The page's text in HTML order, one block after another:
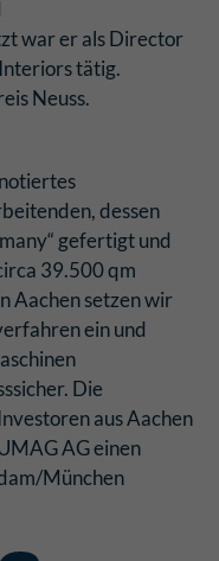
war er als Director
tätig.
Neuss.
dessen
gefertigt und
39.500 qm
Aachen setzen wir
ein und
Die
aus Aachen
AG einen
München